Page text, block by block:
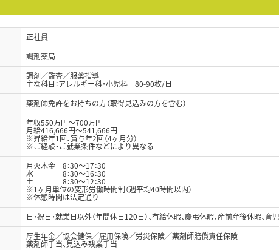
正社員
調剤薬局
調剤／監査／服薬指導
主な科目：アレルギー科・小児科 80-90枚/日
薬剤師免許をお持ちの方（取得見込みの方を含む）
年収550万円～700万円
月給416,666円～541,666円
※昇給年1回、賞与年2回（4ヶ月分）
※ご経験・ご就業条件などにより異なる
月火木金 8：30～17：30
水 8：30～16：30
土 8：30～12：30
※1ヶ月単位の変形労働時間制（週平均40時間以内）
※休憩時間は法定通り
日・祝日・就業日以外（年間休日120日）、有給休暇、慶弔休暇、産前産後休暇、育
厚生年金／協会健保／雇用保険／労災保険／薬剤師賠償責任保険
薬剤師手当、見込み残業手当